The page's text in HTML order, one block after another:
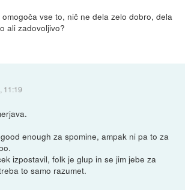
vse to, nič ne dela zelo dobro, dela
ali zadovoljivo?
11:19
enough za spomine, ampak ni pa to za
izpostavil, folk je glup in se jim jebe za
to samo razumet.